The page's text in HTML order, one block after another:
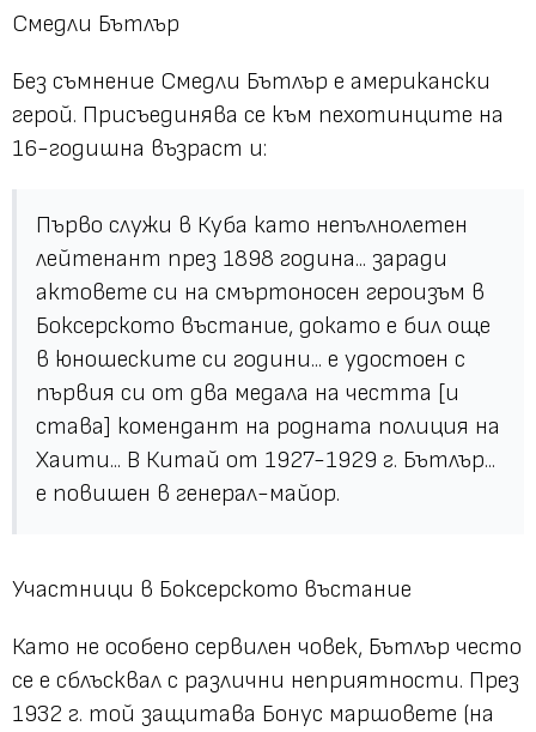
Смедли Бътлър
Без съмнение Смедли Бътлър е американски
герой. Присъединява се към пехотинците на
16-годишна възраст и:
Първо служи в Куба като непълнолетен
лейтенант през 1898 година... заради
актовете си на смъртоносен героизъм в
Боксерското въстание, докато е бил още
в юношеските си години... е удостоен с
първия си от два медала на честта [и
става] комендант на родната полиция на
Хаити... В Китай от 1927-1929 г. Бътлър...
е повишен в генерал-майор.
Участници в Боксерското въстание
Като не особено сервилен човек, Бътлър често
се е сблъсквал с различни неприятности. През
1932 г. той защитава Бонус маршовете (на